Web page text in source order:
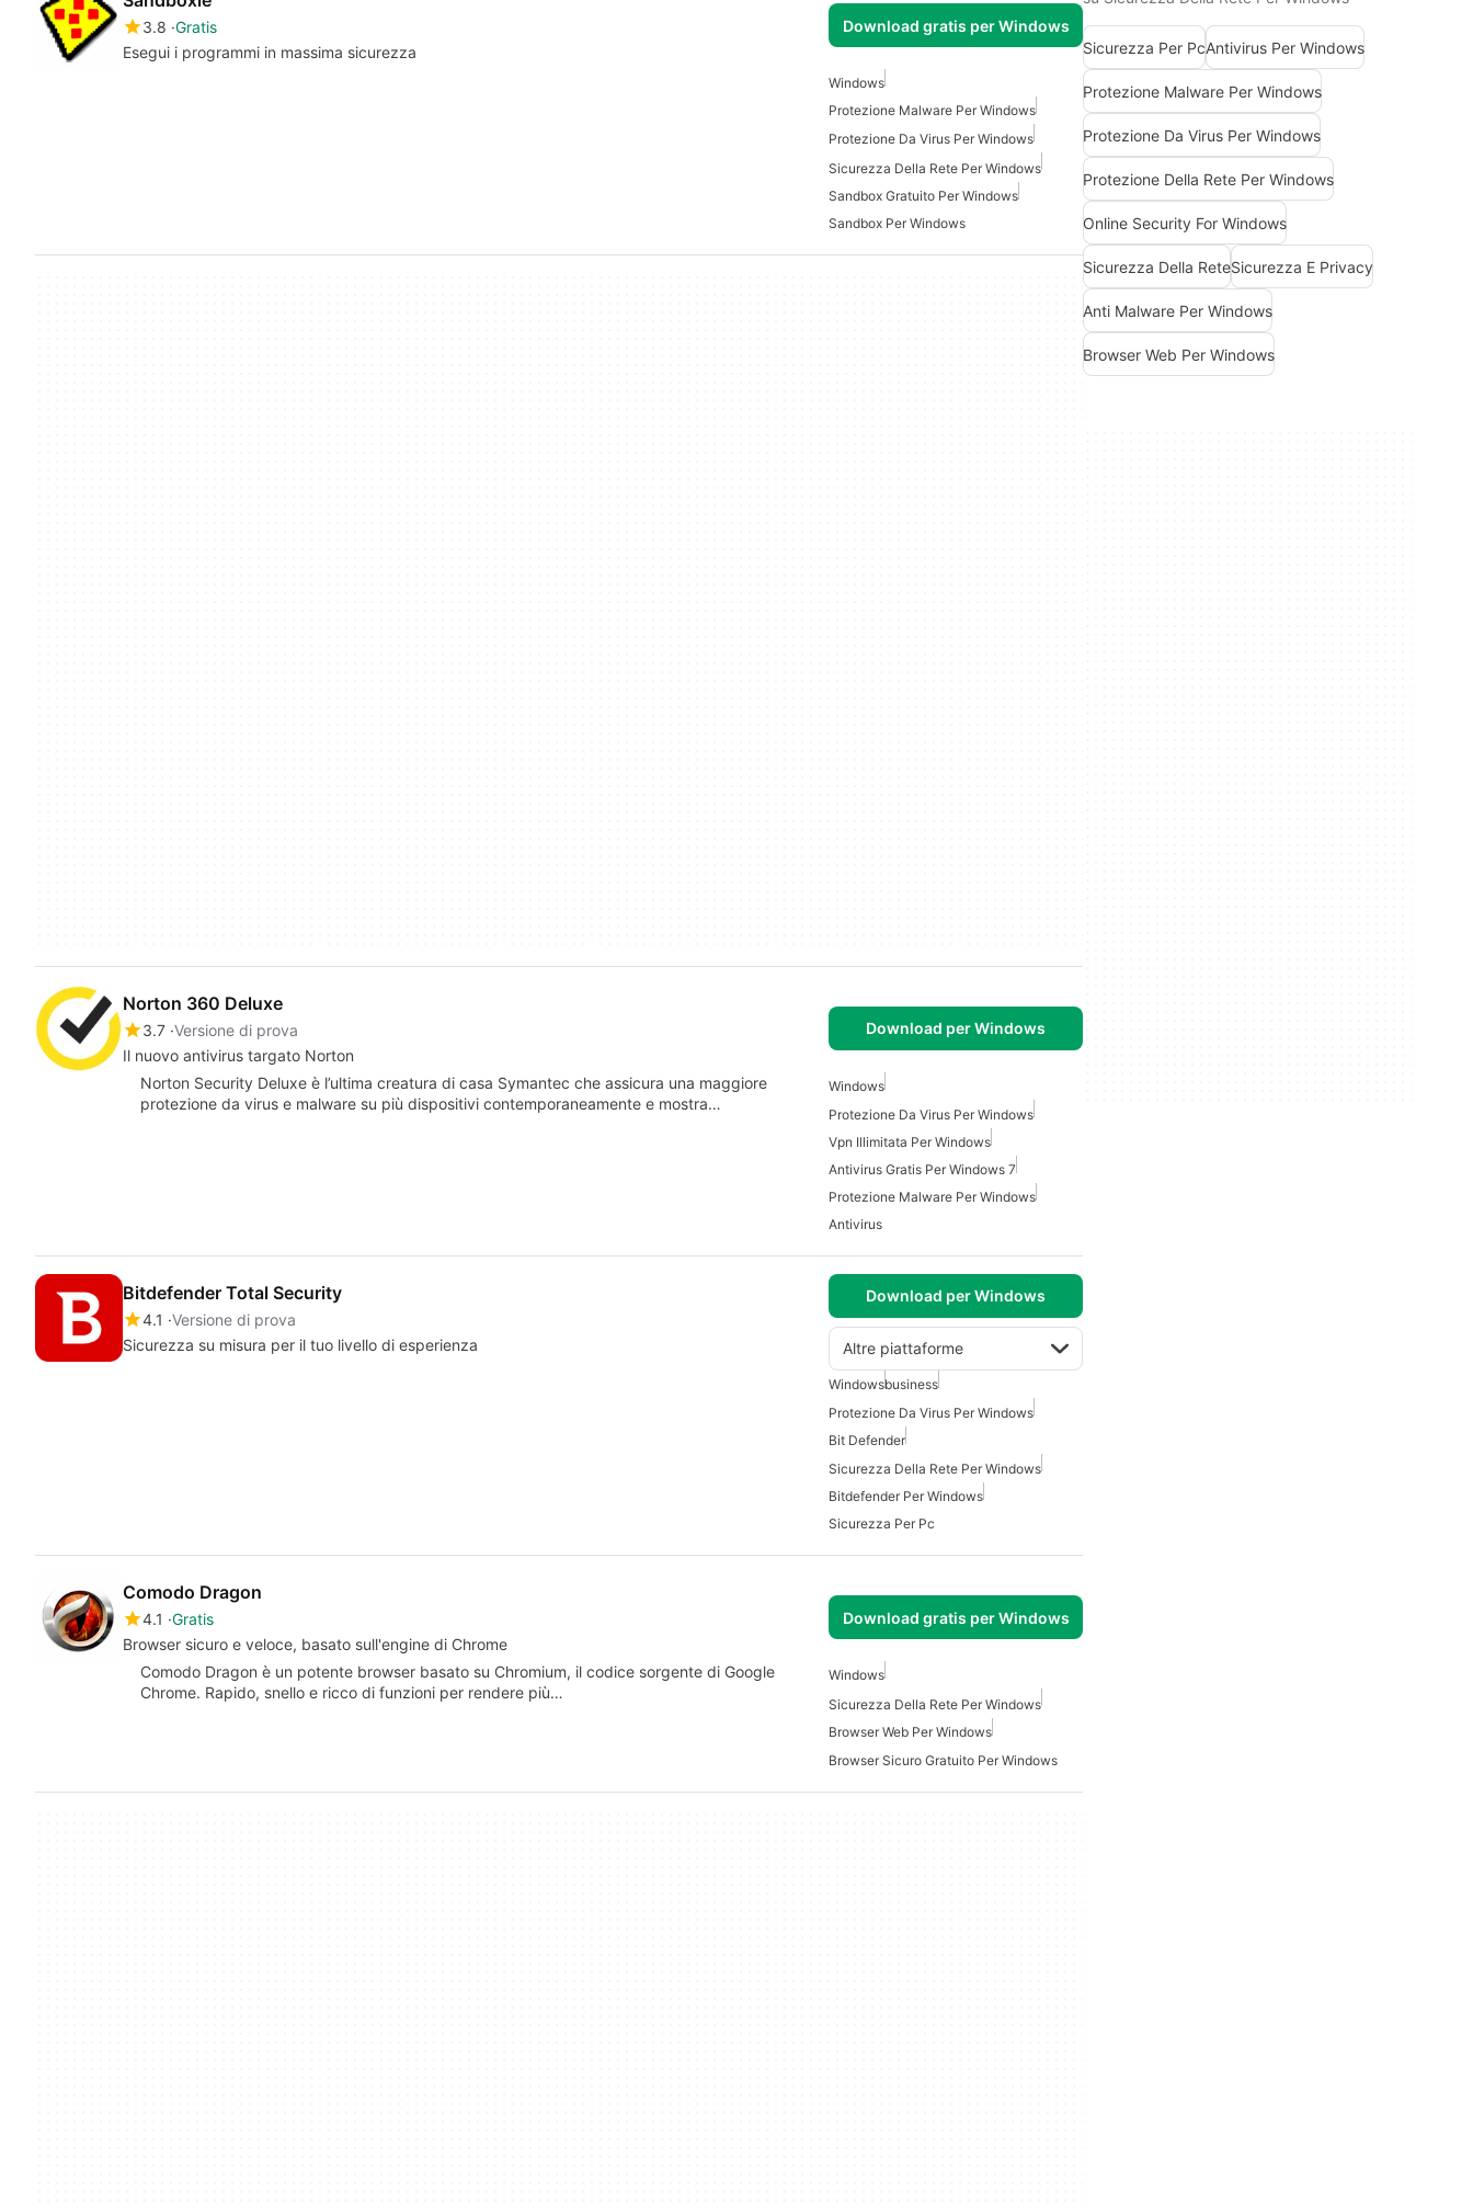
3.8 Gratis
Esegui i programmi in massima sicurezza
Download gratis per Windows
Windows
Protezione Malware Per Windows
Protezione Da Virus Per Windows
Sicurezza Della Rete Per Windows
Sandbox Gratuito Per Windows
Sandbox Per Windows
Norton 360 Deluxe
3.7 Versione di prova
Il nuovo antivirus targato Norton
Download per Windows
Norton Security Deluxe è l’ultima creatura di casa Symantec che assicura una maggiore
protezione da virus e malware su più dispositivi contemporaneamente e mostra…
Windows
Protezione Da Virus Per Windows
Vpn Illimitata Per Windows
Antivirus Gratis Per Windows 7
Protezione Malware Per Windows
Antivirus
Bitdefender Total Security
4.1 Versione di prova
Sicurezza su misura per il tuo livello di esperienza
Download per Windows
Altre piattaforme
Windowsbusiness
Protezione Da Virus Per Windows
Bit Defender
Sicurezza Della Rete Per Windows
Bitdefender Per Windows
Sicurezza Per Pc
Comodo Dragon
4.1 Gratis
Browser sicuro e veloce, basato sull'engine di Chrome
Download gratis per Windows
Comodo Dragon è un potente browser basato su Chromium, il codice sorgente di Google
Chrome. Rapido, snello e ricco di funzioni per rendere più…
Windows
Sicurezza Della Rete Per Windows
Browser Web Per Windows
Browser Sicuro Gratuito Per Windows
Sicurezza Per PcAntivirus Per Windows
Protezione Malware Per Windows
Protezione Da Virus Per Windows
Protezione Della Rete Per Windows
Online Security For Windows
Sicurezza Della ReteSicurezza E Privacy
Anti Malware Per Windows
Browser Web Per Windows